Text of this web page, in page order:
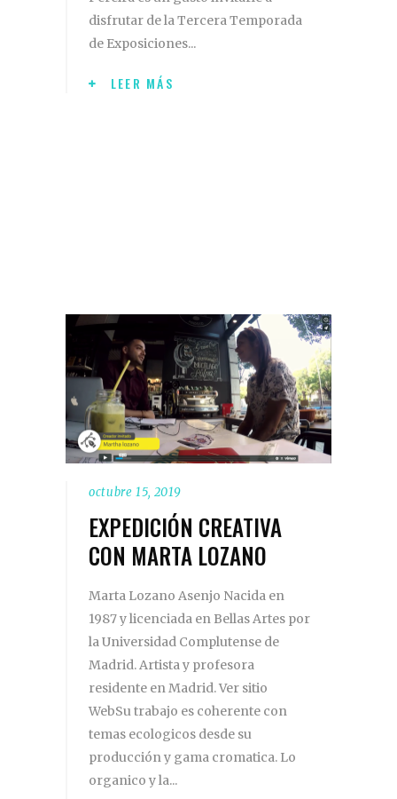
disfrutar de la Tercera Temporada
de Exposiciones
LEER MÁS
octubre 15, 2019
EXPEDICIÓN CREATIVA
CON MARTA LOZANO
Marta Lozano Asenjo Nacida en
1987 y licenciada en Bellas Artes por
la Universidad Complutense de
Madrid. Artista y profesora
residente en Madrid. Ver sitio
WebSu trabajo es coherente con
temas ecologicos desde su
producción y gama cromatica. Lo
organico y la